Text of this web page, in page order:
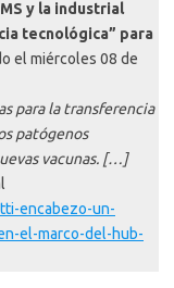
y la industrial
tecnológica” para
el miércoles 08 de
para la transferencia
patógenos
vacunas. […]
encabezo-un-
el-marco-del-hub-